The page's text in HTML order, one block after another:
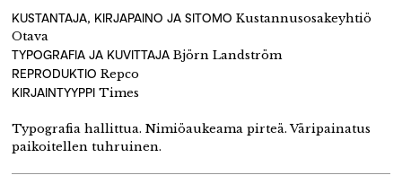
KUSTANTAJA, KIRJAPAINO JA SITOMO Kustannusosakeyhtiö
Otava
TYPOGRAFIA JA KUVITTAJA Björn Landström
REPRODUKTIO Repco
KIRJAINTYYPPI Times
Typografia hallittua. Nimiöaukeama pirteä. Väripainatus
paikoitellen tuhruinen.